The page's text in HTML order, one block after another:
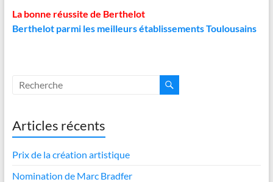
La bonne réussite de Berthelot
Berthelot parmi les meilleurs établissements Toulousains
Articles récents
Prix de la création artistique
Nomination de Marc Bradfer